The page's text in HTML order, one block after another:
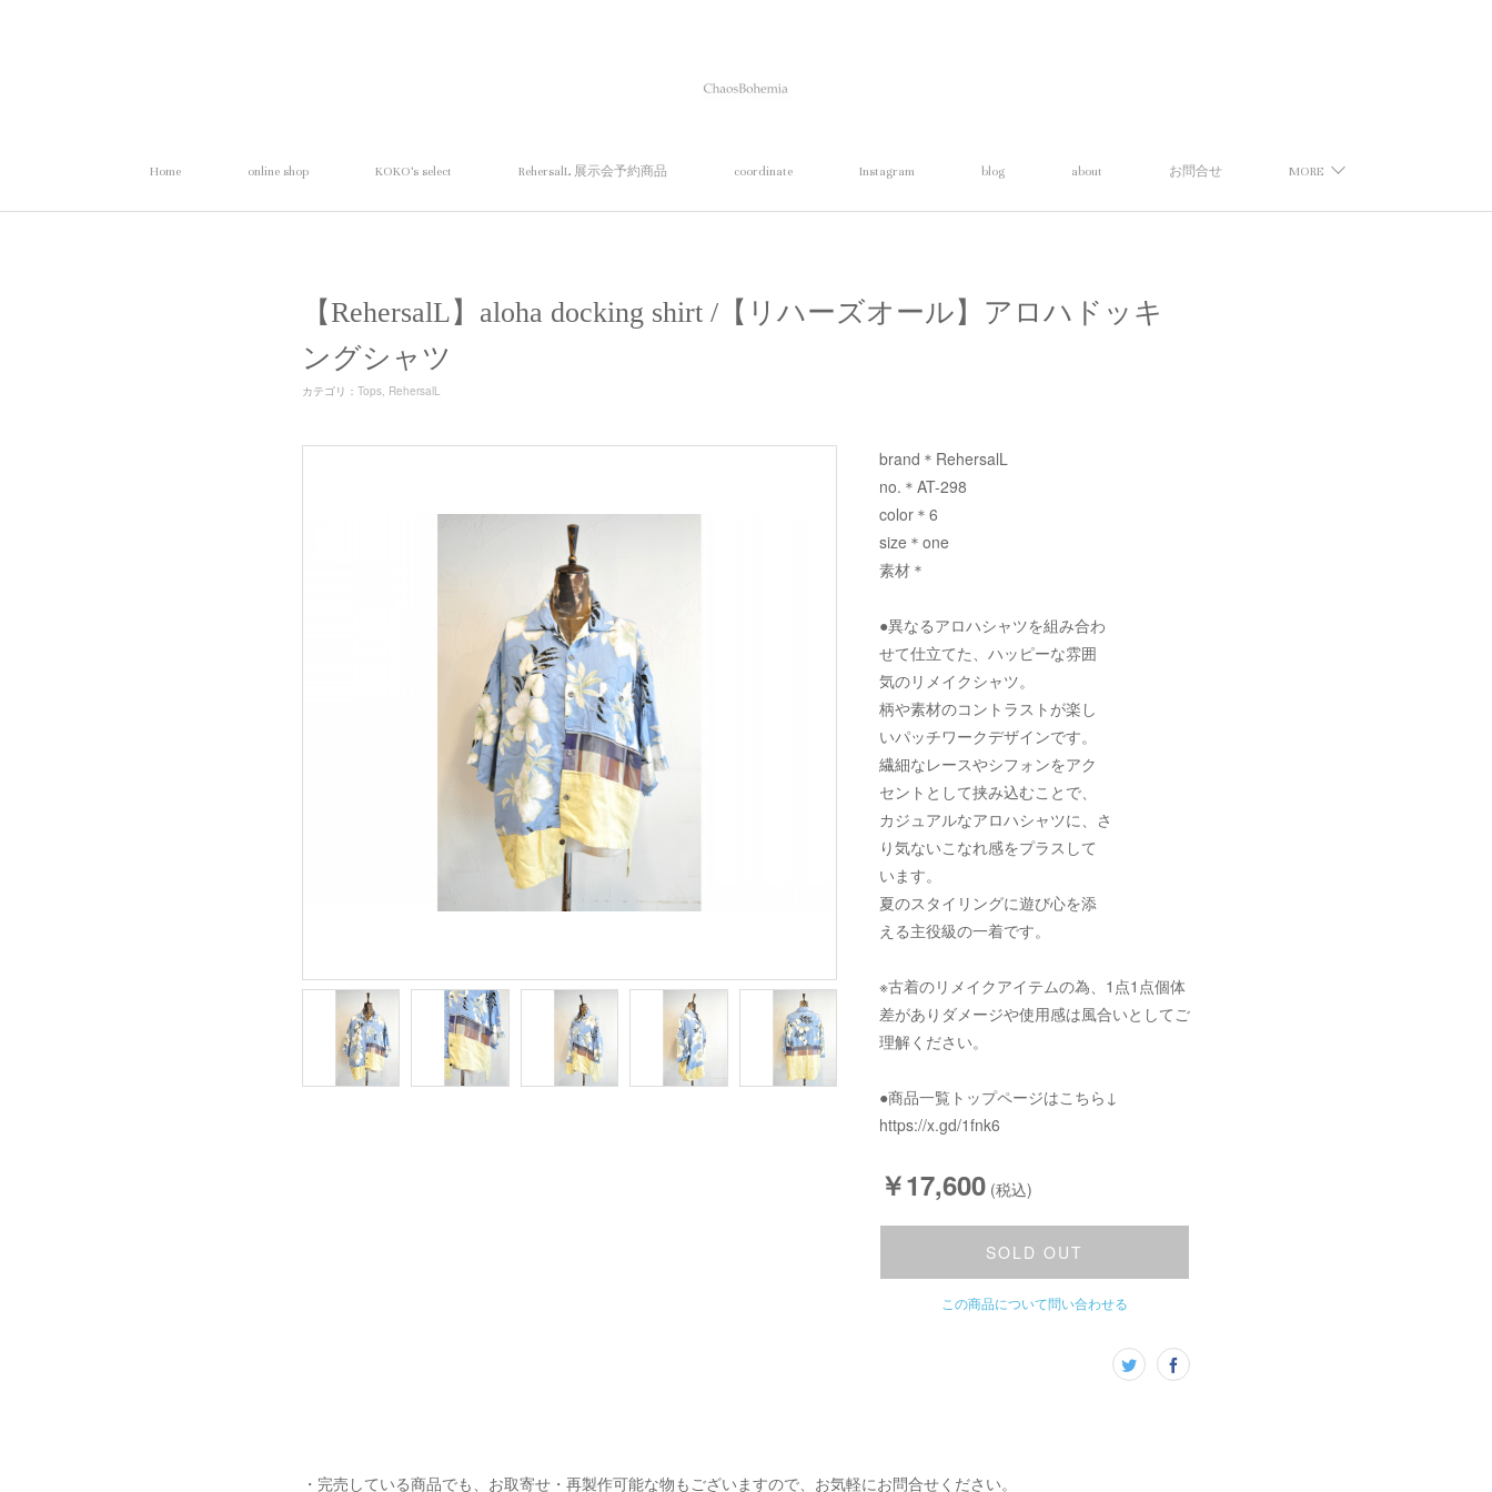
Home online shop KOKO's select RehersalL 展示会予約商品 coordinate Instagram blog about お問合せ MORE
【RehersalL】aloha docking shirt /【リハーズオール】アロハドッキ
ングシャツ
カテゴリ ： Tops RehersalL
brand＊RehersalL
no.＊AT-298
color＊6
size＊one
素材＊
●異なるアロハシャツを組み合わ
せて仕立てた、ハッピーな雰囲
気のリメイクシャツ。
柄や素材のコントラストが楽し
いパッチワークデザインです。
繊細なレースやシフォンをアク
セントとして挟み込むことで、
カジュアルなアロハシャツに、さ
り気ないこなれ感をプラスして
います。
夏のスタイリングに遊び心を添
える主役級の一着です。
※古着のリメイクアイテムの為、1点1点個体
差がありダメージや使用感は風合いとしてご
理解ください。
●商品一覧トップページはこちら↓
https://x.gd/1fnk6
￥17,600 (税込)
SOLD OUT
この商品について問い合わせる
・完売している商品でも、お取寄せ・再製作可能な物もございますので、お気軽にお問合せください。